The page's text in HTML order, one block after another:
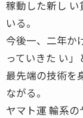
稼動した新し
いる。
今後一、二年か
っていきた い」
最先端の技術を
ながる。
ヤマト運 輸系